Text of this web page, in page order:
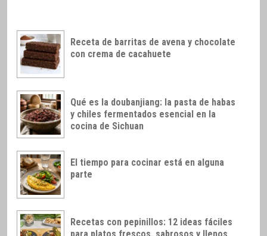
Receta de barritas de avena y chocolate
con crema de cacahuete
Qué es la doubanjiang: la pasta de habas
y chiles fermentados esencial en la
cocina de Sichuan
El tiempo para cocinar está en alguna
parte
Recetas con pepinillos: 12 ideas fáciles